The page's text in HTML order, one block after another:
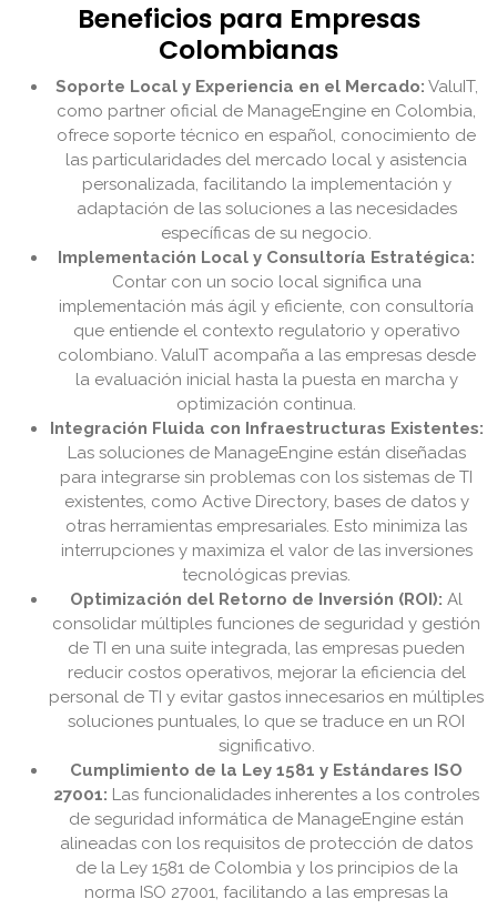
Beneficios para Empresas
Colombianas
Soporte Local y Experiencia en el Mercado: ValuIT,
como partner oficial de ManageEngine en Colombia,
ofrece soporte técnico en español, conocimiento de
las particularidades del mercado local y asistencia
personalizada, facilitando la implementación y
adaptación de las soluciones a las necesidades
específicas de su negocio.
Implementación Local y Consultoría Estratégica:
Contar con un socio local significa una
implementación más ágil y eficiente, con consultoría
que entiende el contexto regulatorio y operativo
colombiano. ValuIT acompaña a las empresas desde
la evaluación inicial hasta la puesta en marcha y
optimización continua.
Integración Fluida con Infraestructuras Existentes:
Las soluciones de ManageEngine están diseñadas
para integrarse sin problemas con los sistemas de TI
existentes, como Active Directory, bases de datos y
otras herramientas empresariales. Esto minimiza las
interrupciones y maximiza el valor de las inversiones
tecnológicas previas.
Optimización del Retorno de Inversión (ROI): Al
consolidar múltiples funciones de seguridad y gestión
de TI en una suite integrada, las empresas pueden
reducir costos operativos, mejorar la eficiencia del
personal de TI y evitar gastos innecesarios en múltiples
soluciones puntuales, lo que se traduce en un ROI
significativo.
Cumplimiento de la Ley 1581 y Estándares ISO
27001: Las funcionalidades inherentes a los controles
de seguridad informática de ManageEngine están
alineadas con los requisitos de protección de datos
de la Ley 1581 de Colombia y los principios de la
norma ISO 27001, facilitando a las empresas la